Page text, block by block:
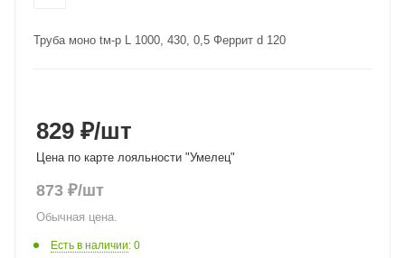
Труба моно tм-p L 1000, 430, 0,5 Феррит d 120
829 ₽/шт
Цена по карте лояльности "Умелец"
873 ₽/шт
Обычная цена.
Есть в наличии: 0
Подробнее
об оплате Плайтом